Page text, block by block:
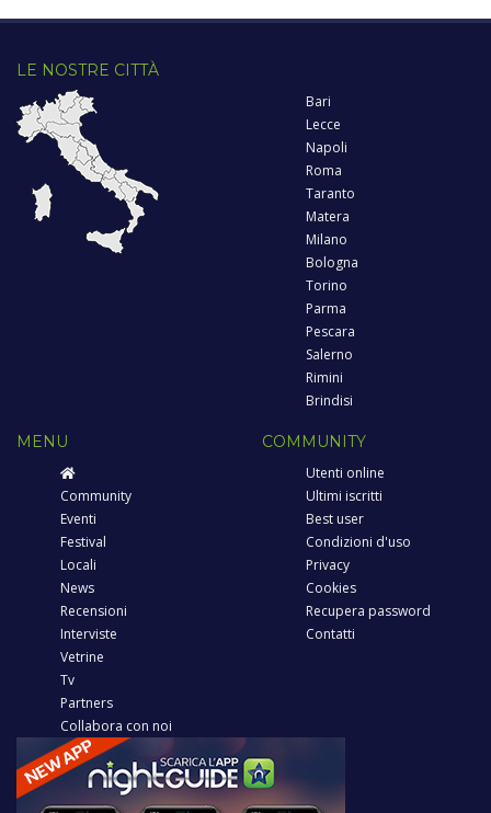
LE NOSTRE CITTÀ
Bari
Lecce
Napoli
Roma
Taranto
Matera
Milano
Bologna
Torino
Parma
Pescara
Salerno
Rimini
Brindisi
MENU
Community
Eventi
Festival
Locali
News
Recensioni
Interviste
Vetrine
Tv
Partners
Collabora con noi
COMMUNITY
Utenti online
Ultimi iscritti
Best user
Condizioni d'uso
Privacy
Cookies
Recupera password
Contatti